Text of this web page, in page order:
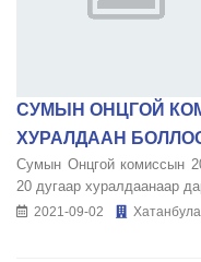
СУМЫН ОНЦГОЙ
ХУРАЛДААН
Сумын Онцгой комиссын
20 дугаар хуралдаанаар
2021-09-02